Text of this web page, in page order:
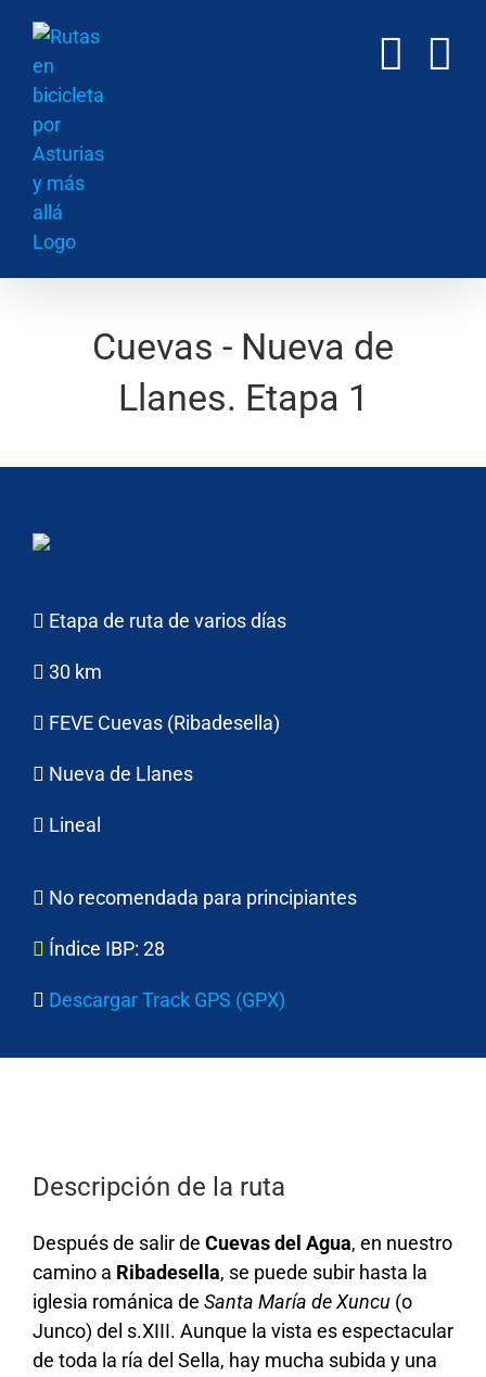
contenido
Cuevas - Nueva de
Llanes. Etapa 1
Etapa de ruta de varios días
30 km
FEVE Cuevas (Ribadesella)
Nueva de Llanes
Lineal
No recomendada para principiantes
Índice IBP: 28
Descargar Track GPS (GPX)
Descripción de la ruta
Después de salir de Cuevas del Agua, en nuestro
camino a Ribadesella, se puede subir hasta la
iglesia románica de Santa María de Xuncu (o
Junco) del s.XIII. Aunque la vista es espectacular
de toda la ría del Sella, hay mucha subida y una